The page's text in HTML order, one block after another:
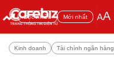
Đọc nhiều Mới nhất AA
Kinh doanh Tài chính ngân hàng